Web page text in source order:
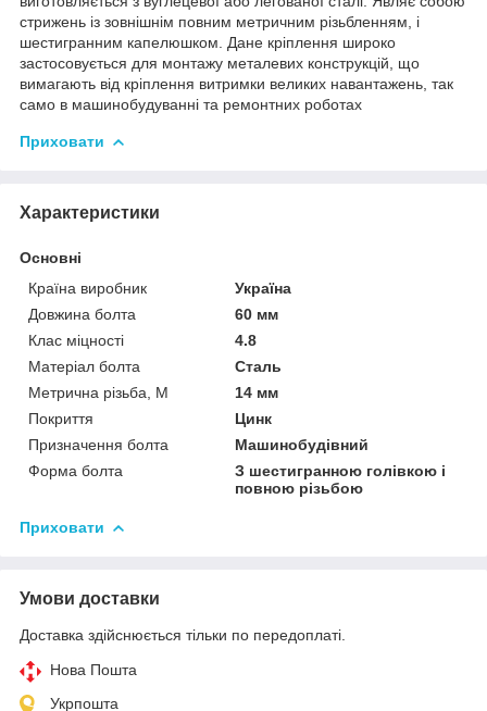
стрижень із зовнішнім повним метричним різьбленням, і
шестигранним капелюшком. Дане кріплення широко
застосовується для монтажу металевих конструкцій, що
вимагають від кріплення витримки великих навантажень, так
само в машинобудуванні та ремонтних роботах
Приховати
Характеристики
Основні
Країна виробник
Україна
Довжина болта
60 мм
Клас міцності
4.8
Матеріал болта
Сталь
Метрична різьба, М
14 мм
Покриття
Цинк
Призначення болта
Машинобудівний
Форма болта
З шестигранною голівкою і
повною різьбою
Приховати
Умови доставки
Доставка здійснюється тільки по передоплаті.
Нова Пошта
Укрпошта